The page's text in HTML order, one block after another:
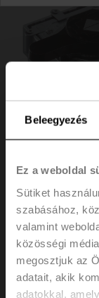
Beleegyezés
Ez a weboldal
Sütiket
szabásához,
valamint
közösségi
megosztjuk az
adatait, akik
adatokkal,
Forgó hajtómű,
IP54, F07